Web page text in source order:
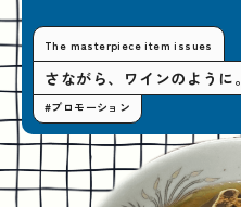
The masterpiece item issues
さながら、ワインのように。
#プロモーション